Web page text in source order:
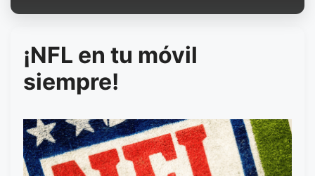
¡NFL en tu móvil
siempre!